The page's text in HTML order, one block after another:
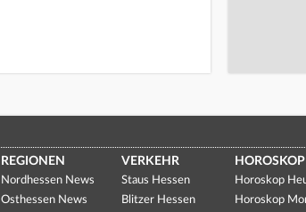
REGIONEN
Nordhessen News
Osthessen News
VERKEHR
Staus Hessen
Blitzer Hessen
HOROSKOP
Horoskop
Horoskop